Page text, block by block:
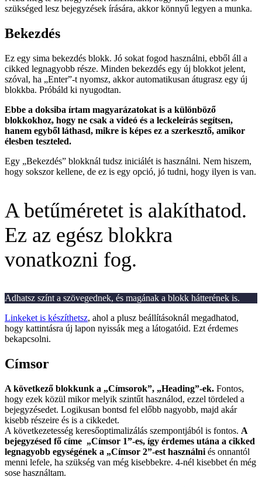
szükséged lesz bejegyzések írására, akkor könnyű legyen a munka.
Bekezdés
Ez egy sima bekezdés blokk. Jó sokat fogod használni, ebből áll a
cikked legnagyobb része. Minden bekezdés egy új blokkot jelent,
szóval, ha „Enter”-t nyomsz, akkor automatikusan átugrasz egy új
blokkba. Próbáld ki nyugodtan.
Ebbe a doksiba írtam magyarázatokat is a különböző
blokkokhoz, hogy ne csak a videó és a leckeleírás segítsen,
hanem egyből láthasd, mikre is képes ez a szerkesztő, amikor
élesben teszteled.
Egy „Bekezdés” blokknál tudsz iniciálét is használni. Nem hiszem,
hogy sokszor kellene, de ez is egy opció, jó tudni, hogy ilyen is van.
A betűméretet is alakíthatod.
Ez az egész blokkra
vonatkozni fog.
Adhatsz színt a szövegednek, és magának a blokk hátterének is.
Linkeket is készíthetsz, ahol a plusz beállításoknál megadhatod,
hogy kattintásra új lapon nyissák meg a látogatóid. Ezt érdemes
bekapcsolni.
Címsor
A következő blokkunk a „Címsorok”, „Heading”-ek. Fontos,
hogy ezek közül mikor melyik szintűt használod, ezzel tördeled a
bejegyzésedet. Logikusan bontsd fel előbb nagyobb, majd akár
kisebb részeire és is a cikkedet.
A következetesség keresőoptimalizálás szempontjából is fontos. A
bejegyzésed fő címe „Címsor 1”-es, így érdemes utána a cikked
legnagyobb egységének a „Címsor 2”-est használni és onnantól
menni lefele, ha szükség van még kisebbekre. 4-nél kisebbet én még
sose használtam.